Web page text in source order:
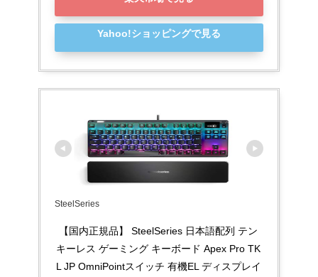
Yahoo!ショッピングで見る
SteelSeries
【国内正規品】 SteelSeries 日本語配列 テン
キーレス ゲーミング キーボード Apex Pro TK
L JP OmniPointスイッチ 有機EL ディスプレイ